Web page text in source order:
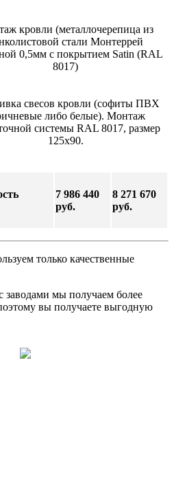
кровли (металлочерепица из
стали Монтеррей
0,5мм с покрытием Satin (RAL
8017)
свесов кровли (софиты ПВХ
либо белые). Монтаж
системы RAL 8017, размер
125х90.
7 986 440
руб.
8 271 670
руб.
только качественные
заводами мы получаем более
вы получаете выгодную